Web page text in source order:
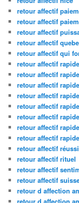
retour affectif
retour affectif
retour affectif
retour affectif
retour affectif qui
retour affectif rapide
retour affectif
retour affectif
retour affectif
retour affectif
retour affectif
retour affectif
retour affectif
retour affectif
retour affectif rituel
retour affectif
retour affectif
retour d affection